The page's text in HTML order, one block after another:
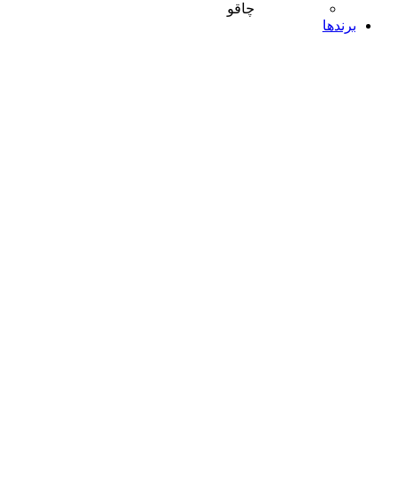
چاقو
برندها